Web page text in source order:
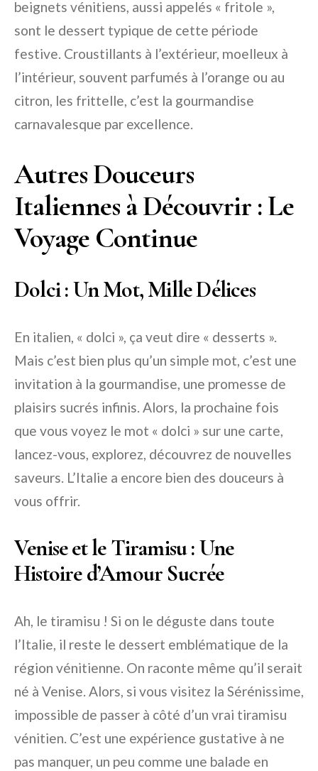
beignets vénitiens, aussi appelés « fritole »,
sont le dessert typique de cette période
festive. Croustillants à l’extérieur, moelleux à
l’intérieur, souvent parfumés à l’orange ou au
citron, les frittelle, c’est la gourmandise
carnavalesque par excellence.
Autres Douceurs
Italiennes à Découvrir : Le
Voyage Continue
Dolci : Un Mot, Mille Délices
En italien, « dolci », ça veut dire « desserts ».
Mais c’est bien plus qu’un simple mot, c’est une
invitation à la gourmandise, une promesse de
plaisirs sucrés infinis. Alors, la prochaine fois
que vous voyez le mot « dolci » sur une carte,
lancez-vous, explorez, découvrez de nouvelles
saveurs. L’Italie a encore bien des douceurs à
vous offrir.
Venise et le Tiramisu : Une
Histoire d’Amour Sucrée
Ah, le tiramisu ! Si on le déguste dans toute
l’Italie, il reste le dessert emblématique de la
région vénitienne. On raconte même qu’il serait
né à Venise. Alors, si vous visitez la Sérénissime,
impossible de passer à côté d’un vrai tiramisu
vénitien. C’est une expérience gustative à ne
pas manquer, un peu comme une balade en